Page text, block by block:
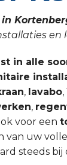
en
in alle
, lavabo,
,
voor een
uw
steeds bij